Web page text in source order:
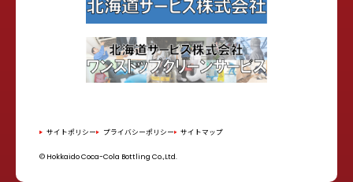
サイトポリシー プライバシーポリシー サイトマップ
© Hokkaido Coca-Cola Bottling Co.,Ltd.